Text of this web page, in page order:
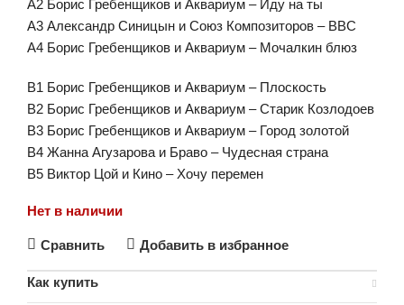
A2 Борис Гребенщиков и Аквариум – Иду на ты
A3 Александр Синицын и Союз Композиторов – ВВС
A4 Борис Гребенщиков и Аквариум – Мочалкин блюз
B1 Борис Гребенщиков и Аквариум – Плоскость
B2 Борис Гребенщиков и Аквариум – Старик Козлодоев
B3 Борис Гребенщиков и Аквариум – Город золотой
B4 Жанна Агузарова и Браво – Чудесная страна
B5 Виктор Цой и Кино – Хочу перемен
Нет в наличии
Сравнить Добавить в избранное
Как купить